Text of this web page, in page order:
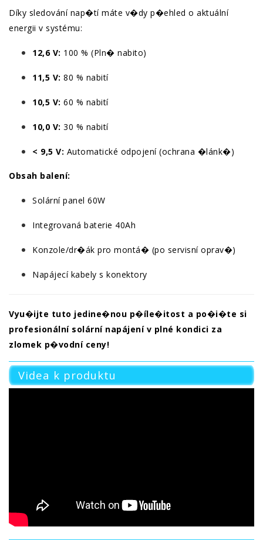
Díky sledování nap�tí máte v�dy p�ehled o aktuální
energii v systému:
12,6 V: 100 % (Pln� nabito)
11,5 V: 80 % nabití
10,5 V: 60 % nabití
10,0 V: 30 % nabití
< 9,5 V: Automatické odpojení (ochrana �lánk�)
Obsah balení:
Solární panel 60W
Integrovaná baterie 40Ah
Konzole/dr�ák pro montá� (po servisní oprav�)
Napájecí kabely s konektory
Vyu�ijte tuto jedine�nou p�íle�itost a po�i�te si
profesionální solární napájení v plné kondici za
zlomek p�vodní ceny!
Videa k produktu